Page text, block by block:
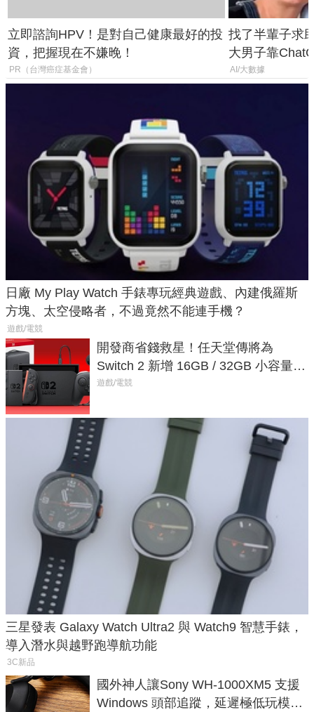
立即諮詢HPV！是對自己健康最好的投
資，把握現在不嫌晚！
PR（台灣癌症基金會）
找了半輩子求
大男子靠
年家人
AI/大數據
日廠 My Play Watch 手錶專玩經典遊戲、內建俄羅斯
方塊、太空侵略者，不過竟然不能連手機？
遊戲/電競
開發商省錢救星！任天堂傳將為
Switch 2 新增 16GB / 32GB 小容量遊
戲卡的選擇
遊戲/電競
三星發表 Galaxy Watch Ultra2 與 Watch9 智慧手錶，
導入潛水與越野跑導航功能
3C新品
國外神人讓Sony WH-1000XM5 支援
Windows 頭部追蹤，延遲極低玩模擬